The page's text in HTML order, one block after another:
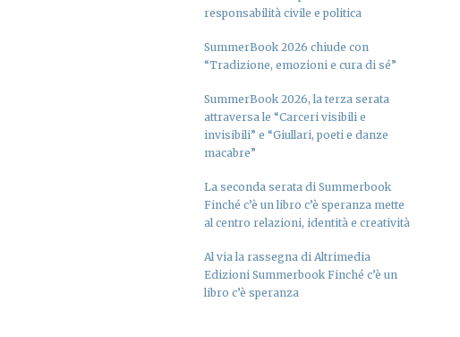
responsabilità civile e politica
SummerBook 2026 chiude con
“Tradizione, emozioni e cura di sé”
SummerBook 2026, la terza serata
attraversa le “Carceri visibili e
invisibili” e “Giullari, poeti e danze
macabre”
La seconda serata di Summerbook
Finché c’è un libro c’è speranza mette
al centro relazioni, identità e creatività
Al via la rassegna di Altrimedia
Edizioni Summerbook Finché c’è un
libro c’è speranza